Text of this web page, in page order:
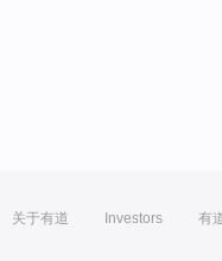
关于有道 Investors 有